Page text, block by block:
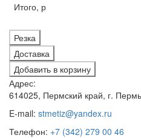
Итого, р
Резка
Доставка
Добавить в корзину
Адрес:
614025, Пермский край, г.
E-mail: stmetiz@yandex.ru
Телефон: +7 (342) 279 00 46